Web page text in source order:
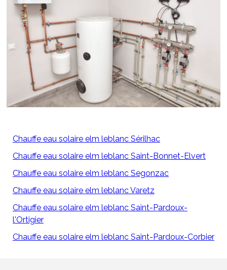
Chauffe eau solaire elm leblanc Sérilhac
Chauffe eau solaire elm leblanc Saint-Bonnet-Elvert
Chauffe eau solaire elm leblanc Segonzac
Chauffe eau solaire elm leblanc Varetz
Chauffe eau solaire elm leblanc Saint-Pardoux-
l'Ortigier
Chauffe eau solaire elm leblanc Saint-Pardoux-Corbier